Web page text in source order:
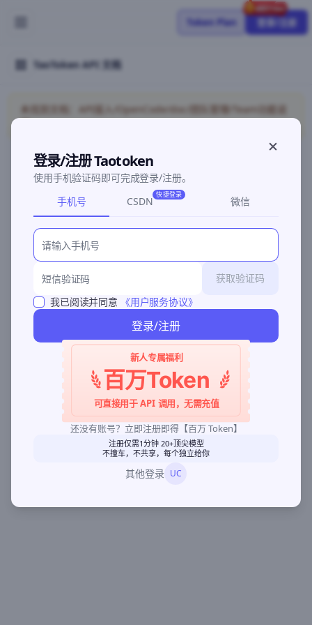
Token Plan 登录/注册
TaoToken API 文档
未找到文档：API接入/OpenCode/doc/团队管理/Team功能说
©2026 深圳灵明智码科技有限公司粤ICP备2026096960号-3
登录/注册 Taotoken
使用手机验证码即可完成登录/注册。
手机号
CSDN
快捷登录
微信
获取验证码
我已阅读并同意
《用户服务协议》
登录/注册
新人专属福利
百万Token
可直接用于 API 调用，无需充值
还没有账号？立即注册即得【百万 Token】
注册仅需1分钟 20+顶尖模型
不撞车，不共享，每个独立给你
其他登录 UC